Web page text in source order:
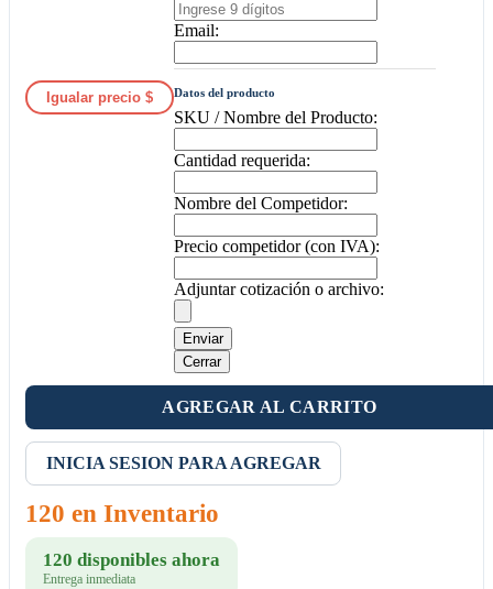
Igualar precio $
Email:
Datos del producto
SKU / Nombre del Producto:
Cantidad requerida:
Nombre del Competidor:
Precio competidor (con IVA):
Adjuntar cotización o archivo:
Enviar
Cerrar
AGREGAR AL CARRITO
INICIA SESION PARA AGREGAR
120 en Inventario
120 disponibles ahora
Entrega inmediata